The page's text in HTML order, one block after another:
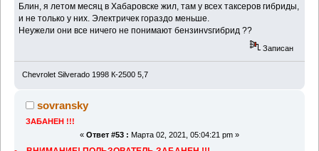
Блин, я летом месяц в Хабаровске жил, там у всех таксеров гибриды,
и не только у них. Электричек гораздо меньше.
Неужели они все ничего не понимают бензинvsгибрид ??
Записан
Chevrolet Silverado 1998 К-2500 5,7
sovransky
ЗАБАНЕН !!!
« Ответ #53 : Марта 02, 2021, 05:04:21 pm »